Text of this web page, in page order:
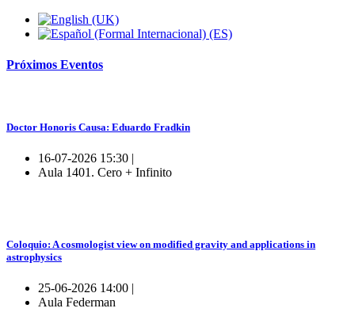
Próximos Eventos
Doctor Honoris Causa: Eduardo Fradkin
16-07-2026 15:30 |
Aula 1401. Cero + Infinito
Coloquio: A cosmologist view on modified gravity and applications in
astrophysics
25-06-2026 14:00 |
Aula Federman